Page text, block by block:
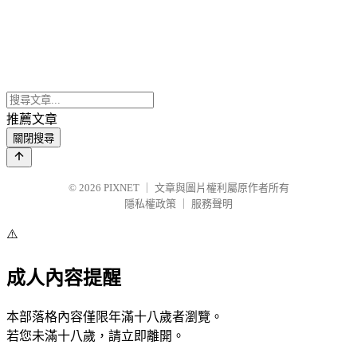
推薦文章
關閉搜尋
© 2026 PIXNET
文章與圖片權利屬原作者所有
隱私權政策
服務聲明
⚠️
成人內容提醒
本部落格內容僅限年滿十八歲者瀏覽。
若您未滿十八歲，請立即離開。